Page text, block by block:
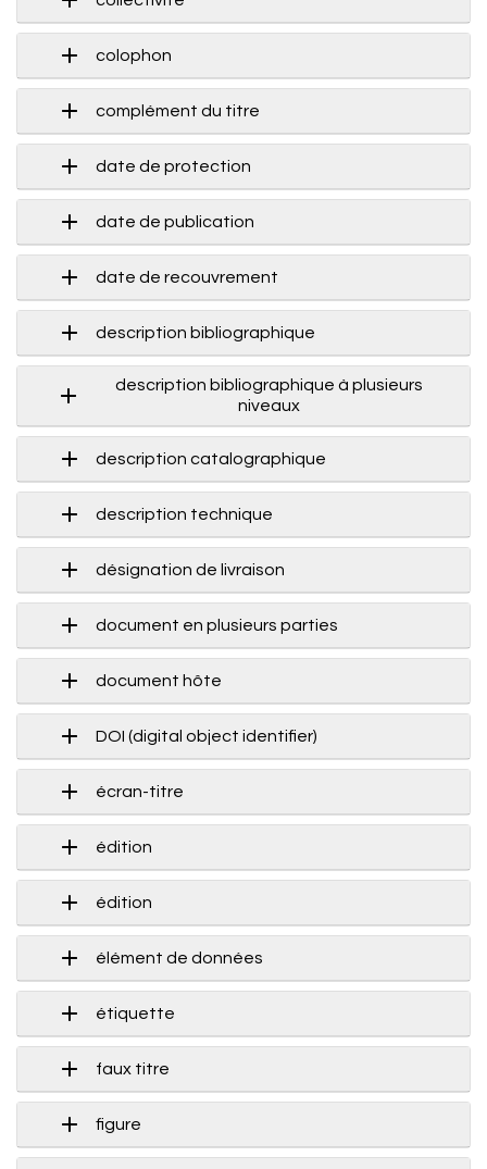
colophon
complément du titre
date de protection
date de publication
date de recouvrement
description bibliographique
description bibliographique à plusieurs
niveaux
description catalographique
description technique
désignation de livraison
document en plusieurs parties
document hôte
DOI (digital object identifier)
écran-titre
édition
édition
élément de données
étiquette
faux titre
figure